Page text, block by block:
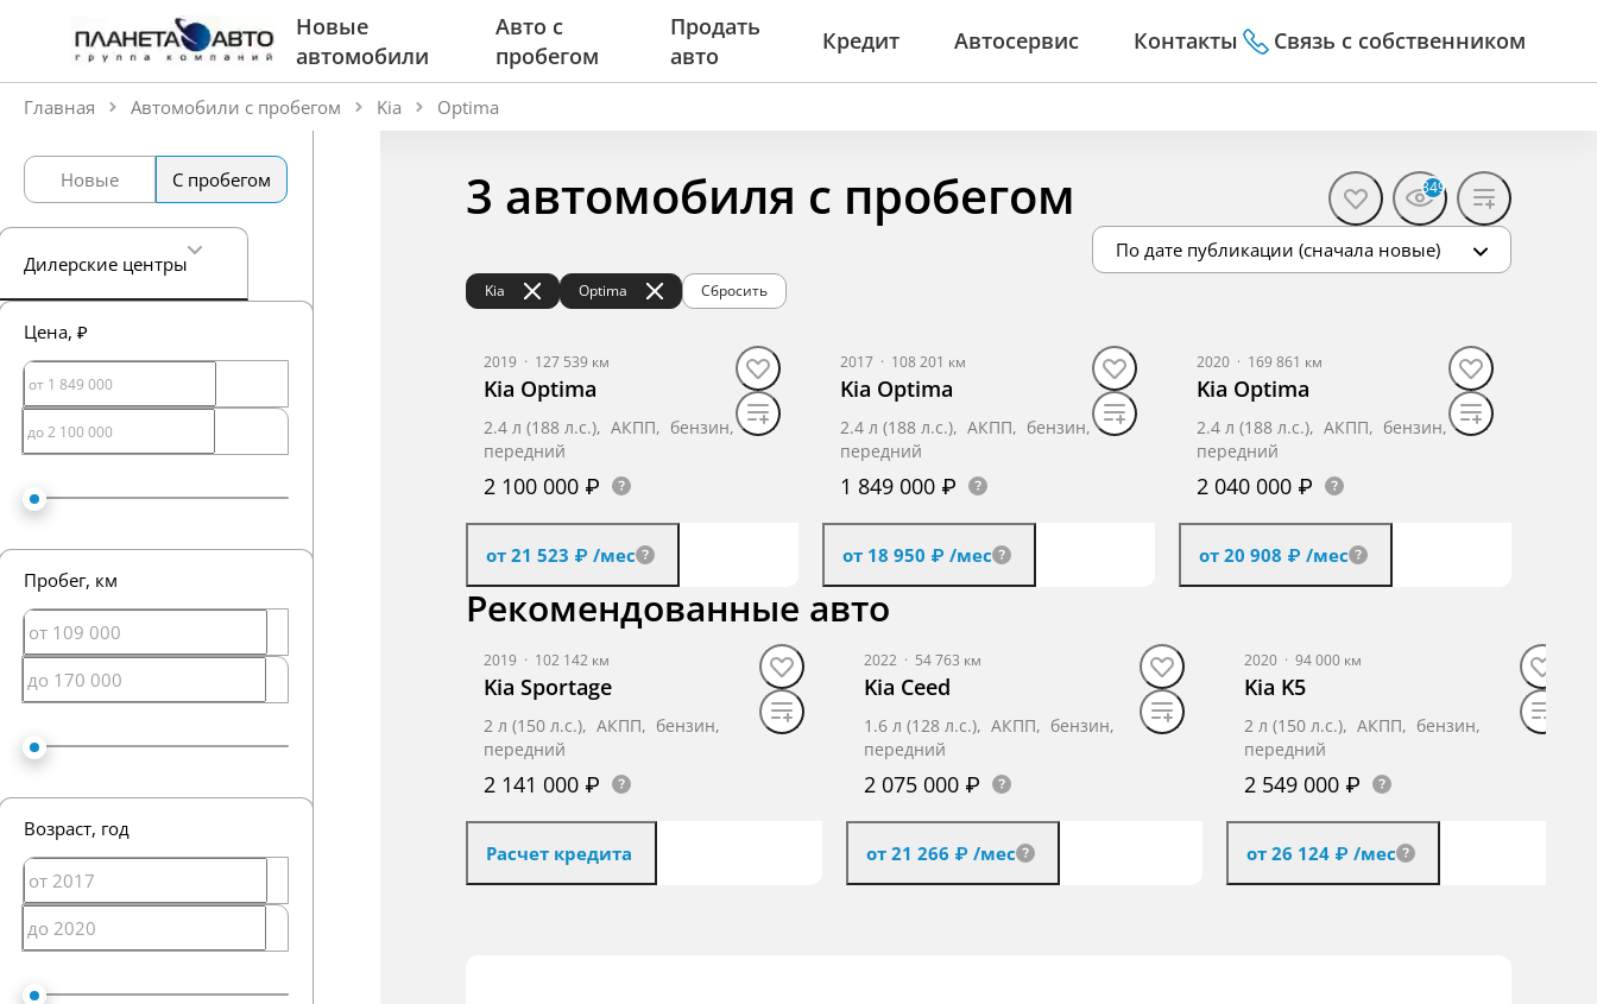
Новые
автомобили
Авто с
пробегом
Продать
авто
Кредит Автосервис Контакты Связь с собственником
Главная Автомобили с пробегом Kia Optima
Новые С пробегом
Дилерские центры
Цена, ₽
Пробег, км
Возраст, год
3 автомобиля с пробегом 349
Kia Optima Сбросить
По дате публикации (сначала новые)
2019 · 127 539 км
Kia Optima
2.4 л (188 л.с.), АКПП, бензин,
передний
2 100 000 ₽
от 21 523 ₽ /мес
Получить предложение
2017 · 108 201 км
Kia Optima
2.4 л (188 л.с.), АКПП, бензин,
передний
1 849 000 ₽
от 18 950 ₽ /мес
Получить предложение
2020 · 169 861 км
Kia Optima
2.4 л (188 л.с.), АКПП, бензин,
передний
2 040 000 ₽
от 20 908 ₽ /мес
Рекомендованные авто
2019 · 102 142 км
Kia Sportage
2 л (150 л.с.), АКПП, бензин,
передний
2 141 000 ₽
Расчет кредита
2022 · 54 763 км
Kia Ceed
1.6 л (128 л.с.), АКПП, бензин,
передний
2 075 000 ₽
от 21 266 ₽ /мес
Видео
2020 · 94 000 км
Kia K5
2 л (150 л.с.), АКПП, бензин,
передний
2 549 000 ₽
от 26 124 ₽ /мес